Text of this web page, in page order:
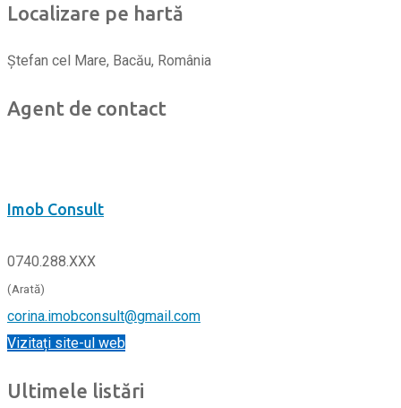
Localizare pe hartă
Ștefan cel Mare, Bacău, România
Agent de contact
Imob Consult
0740.288.XXX
(Arată)
corina.imobconsult@gmail.com
Vizitați site-ul web
Ultimele listări